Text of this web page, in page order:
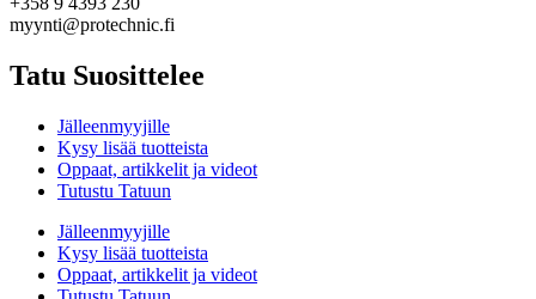
myynti@protechnic.fi
Tatu Suosittelee
Jälleenmyyjille
Kysy lisää tuotteista
Oppaat, artikkelit ja videot
Tutustu Tatuun
Jälleenmyyjille
Kysy lisää tuotteista
Oppaat, artikkelit ja videot